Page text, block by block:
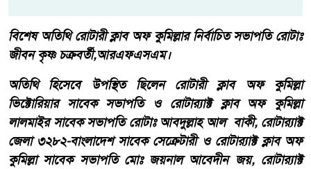
বিশেষ অতিথি রোটারী ক্লাব অফ কুমিল্লার নির্বাচিত সভাপতি রোটাঃ
জীবন কৃষ্ণ চক্র‍বর্তী,আরএফএসএম।
অতিথি হিসেবে উপস্থিত ছিলেন রোটারী ক্লাব অফ কুমিল্লা
ভিক্টোরিয়ার সাবেক সভাপতি ও রোটার‍্যাক্ট ক্লাব অফ কুমিল্লা
লালমাইর সাবেক সভাপতি রোটাঃ আবদুল্লাহ আল বাকী, রোটার‍্যাক্ট
জেলা ৩২৮২-বাংলাদেশ সাবেক সেক্র‍েটারী ও রোটার‍্যাক্ট ক্লাব অফ
কুমিল্লা সাবেক সভাপতি মোঃ জয়নাল আবেদীন জয়, রোটার‍্যাক্ট